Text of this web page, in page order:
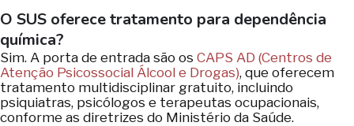
O SUS oferece tratamento para dependência
química?
Sim. A porta de entrada são os CAPS AD (Centros de
Atenção Psicossocial Álcool e Drogas), que oferecem
tratamento multidisciplinar gratuito, incluindo
psiquiatras, psicólogos e terapeutas ocupacionais,
conforme as diretrizes do Ministério da Saúde.